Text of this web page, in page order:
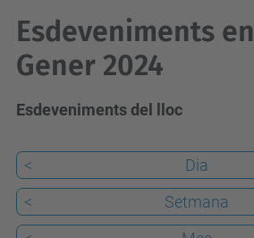
Esdeveniments en
Gener 2024
Esdeveniments del lloc
< Dia
<
Setmana